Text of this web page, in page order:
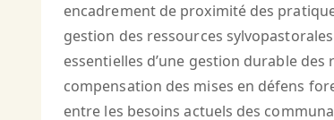
encadrement de proximité des
gestion des ressources
essentielles d’une gestion durable
compensation des mises en défens
entre les besoins actuels des